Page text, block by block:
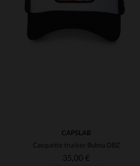
CAPSLAB
Casquette trucker Bulma DBZ
35,00 €